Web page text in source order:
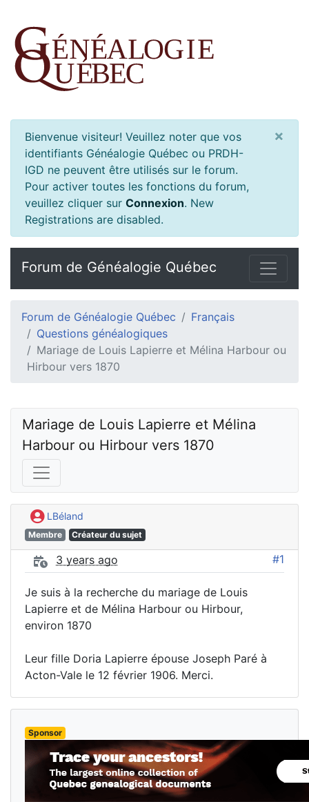
Bienvenue visiteur! Veuillez noter que vos
identifiants Généalogie Québec ou PRDH-
IGD ne peuvent être utilisés sur le forum.
Pour activer toutes les fonctions du forum,
veuillez cliquer sur Connexion. New
Registrations are disabled.
×
Forum de Généalogie Québec
Forum de Généalogie Québec
Français
Questions généalogiques
Mariage de Louis Lapierre et Mélina Harbour ou
Hirbour vers 1870
Mariage de Louis Lapierre et Mélina
Harbour ou Hirbour vers 1870
LBéland
Membre Créateur du sujet
3 years ago #1
Je suis à la recherche du mariage de Louis
Lapierre et de Mélina Harbour ou Hirbour,
environ 1870
Leur fille Doria Lapierre épouse Joseph Paré à
Acton-Vale le 12 février 1906. Merci.
Sponsor